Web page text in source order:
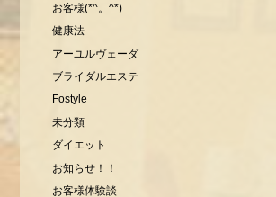
お客様(*^。^*)
健康法
アーユルヴェーダ
ブライダルエステ
Fostyle
未分類
ダイエット
お知らせ！！
お客様体験談